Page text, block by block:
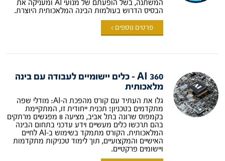
המשתנה, בשל הופעתם של מנועי AI ומעניקה את
הבסיס הדרוש בעולמות הבינה המלאכותית היוצרת.
פרטים נוספים >
360 AI – כלים יישומיים לעבודה עם בינה
מלאכותית
גלו את העתיד עם קורס מהפכת ה-AI: מודלי שפה
מתקדמים בטכניון! תכנית ייחודית זו, המתקיימת
בקמפוס שרונה בתל אביב, מציעה 8 מפגשים מרתקים
בהם תרכשו כלים מעשיים וידע עדכני בתחום הבינה
המלאכותית. הקורס מתמקד בשימוש ב-AI לחיים
האישיים והמקצועיים, תוך לימוד טכניקות מתקדמות
ויישומים פרקטיים.